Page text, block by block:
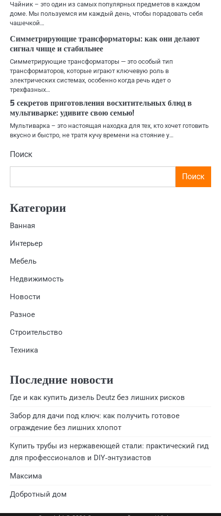
Чайник – это один из самых популярных предметов в каждом
доме. Мы пользуемся им каждый день, чтобы порадовать себя
чашечкой…
Симметрирующие трансформаторы: как они делают
сигнал чище и стабильнее
Симметрирующие трансформаторы — это особый тип
трансформаторов, которые играют ключевую роль в
электрических системах, особенно когда речь идет о
трехфазных…
5 секретов приготовления восхитительных блюд в
мультиварке: удивите свою семью!
Мультиварка – это настоящая находка для тех, кто хочет готовить
вкусно и быстро, не тратя кучу времени на стояние у…
Поиск
Поиск
Категории
Ванная
Интерьер
Мебель
Недвижимость
Новости
Разное
Строительство
Техника
Последние новости
Где и как купить дизель Deutz без лишних рисков
Забор для дачи под ключ: как получить готовое
ограждение без лишних хлопот
Купить трубы из нержавеющей стали: практический гид
для профессионалов и DIY‑энтузиастов
Максима
Добротный дом